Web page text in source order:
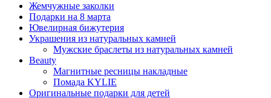
Жемчужные заколки
Подарки на 8 марта
Ювелирная бижутерия
Украшения из натуральных камней
Мужские браслеты из натуральных камней
Beauty
Магнитные ресницы накладные
Помада KYLIE
Оригинальные подарки для детей